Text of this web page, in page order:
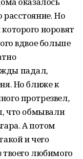
расстояние. Но
норовят
вдвое больше
падал,
Но ближе к
протрезвел,
что обмывали
А потом
и чего
любимого